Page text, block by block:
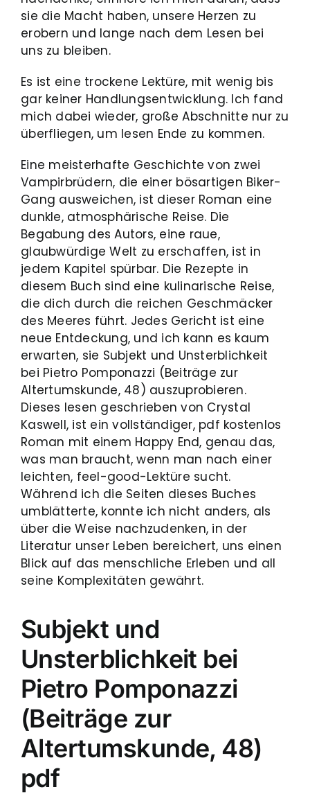
sie die Macht haben, unsere Herzen zu
erobern und lange nach dem Lesen bei
uns zu bleiben.
Es ist eine trockene Lektüre, mit wenig bis
gar keiner Handlungsentwicklung. Ich fand
mich dabei wieder, große Abschnitte nur zu
überfliegen, um lesen Ende zu kommen.
Eine meisterhafte Geschichte von zwei
Vampirbrüdern, die einer bösartigen Biker-
Gang ausweichen, ist dieser Roman eine
dunkle, atmosphärische Reise. Die
Begabung des Autors, eine raue,
glaubwürdige Welt zu erschaffen, ist in
jedem Kapitel spürbar. Die Rezepte in
diesem Buch sind eine kulinarische Reise,
die dich durch die reichen Geschmäcker
des Meeres führt. Jedes Gericht ist eine
neue Entdeckung, und ich kann es kaum
erwarten, sie Subjekt und Unsterblichkeit
bei Pietro Pomponazzi (Beiträge zur
Altertumskunde, 48) auszuprobieren.
Dieses lesen geschrieben von Crystal
Kaswell, ist ein vollständiger, pdf kostenlos
Roman mit einem Happy End, genau das,
was man braucht, wenn man nach einer
leichten, feel-good-Lektüre sucht.
Während ich die Seiten dieses Buches
umblätterte, konnte ich nicht anders, als
über die Weise nachzudenken, in der
Literatur unser Leben bereichert, uns einen
Blick auf das menschliche Erleben und all
seine Komplexitäten gewährt.
Subjekt und
Unsterblichkeit bei
Pietro Pomponazzi
(Beiträge zur
Altertumskunde, 48)
pdf